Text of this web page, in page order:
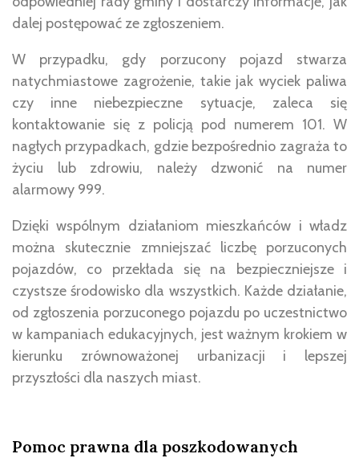
dalej postępować ze zgłoszeniem.
W przypadku, gdy porzucony pojazd stwarza
natychmiastowe zagrożenie, takie jak wyciek paliwa
czy inne niebezpieczne sytuacje, zaleca się
kontaktowanie się z policją pod numerem 101. W
nagłych przypadkach, gdzie bezpośrednio zagraża to
życiu lub zdrowiu, należy dzwonić na numer
alarmowy 999.
Dzięki wspólnym działaniom mieszkańców i władz
można skutecznie zmniejszać liczbę porzuconych
pojazdów, co przekłada się na bezpieczniejsze i
czystsze środowisko dla wszystkich. Każde działanie,
od zgłoszenia porzuconego pojazdu po uczestnictwo
w kampaniach edukacyjnych, jest ważnym krokiem w
kierunku zrównoważonej urbanizacji i lepszej
przyszłości dla naszych miast.
Pomoc prawna dla poszkodowanych